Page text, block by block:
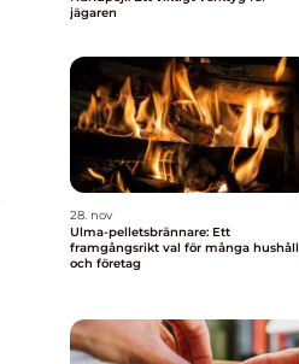
jägaren
28. nov
Ulma-pelletsbrännare: Ett
framgångsrikt val för många hushåll
och företag